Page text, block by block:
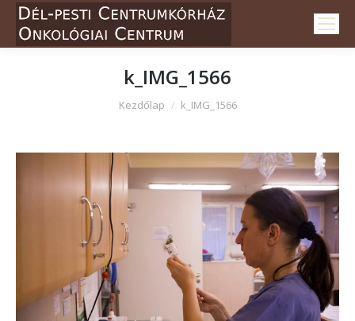
k_IMG_1566
Itt vagy:
Kezdőlap k_IMG_1566